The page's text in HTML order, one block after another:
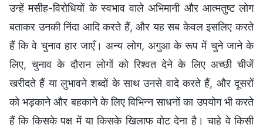
उन्हें मसीह-विरोधियों के स्वभाव वाले अभिमानी और आत्मतुष्ट लोग
बताकर उनकी निंदा आदि करते हैं, और यह सब केवल इसलिए करते
हैं कि वे चुनाव हार जाएँ। अन्य लोग, अगुआ के रूप में चुने जाने के
लिए, चुनाव के दौरान लोगों को रिश्वत देने के लिए अच्छी चीजें
खरीदते हैं या लुभावने शब्दों के साथ उनसे वादे करते हैं, और दूसरों
को भड़काने और बहकाने के लिए विभिन्न साधनों का उपयोग भी करते
हैं कि किसके पक्ष में या किसके खिलाफ वोट देना है। चाहे वे किसी